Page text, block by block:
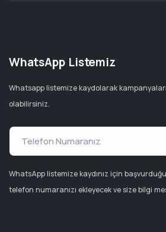
WhatsApp Listemiz
Whatsapp listemize kaydolarak
olabilirsiniz.
WhatsApp listemize kaydınız için
telefon numaranızı ekleyecek ve size bilgi